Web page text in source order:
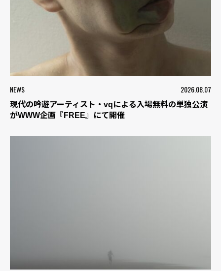
NEWS 2026.08.07
現代の吟遊アーティスト・vqによる入場無料の単独公演
がWWW企画『FREE』にて開催